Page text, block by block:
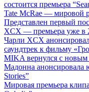
состоится премьера
Tate McRae — мировой
Представлен первый
XCX — премьера уже в
Чарли XCX
саундтрек к фильму
MIKA вернулся с
Мадонна анонсировала
Stories”
Мировая премьера